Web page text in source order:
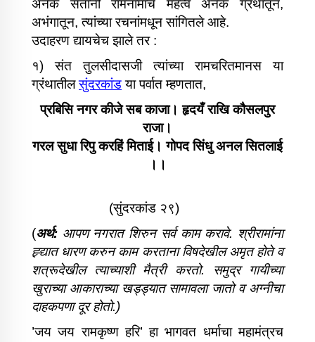
अनेक संतांनी रामनामाचे महत्व अनेक ग्रंथातून,
अभंगातून, त्यांच्या रचनांमधून सांगितले आहे.
उदाहरण द्यायचेच झाले तर :
१) संत तुलसीदासजी त्यांच्या रामचरितमानस या
ग्रंथातीलसुंदरकांडया पर्वात म्हणतात,
प्रबिसि नगर कीजे सब काजा। हृदयँ राखि कौसलपुर
राजा।
गरल सुधा रिपु करहिं मिताई। गोपद सिंधु अनल सितलाई
।।
(सुंदरकांड २९)
(अर्थ: आपण नगरात शिरुन सर्व काम करावे. श्रीरामांना
ह्र्द्यात धारण करुन काम करताना विषदेखील अमृत होते व
शत्रूदेखील त्याच्याशी मैत्री करतो. समुद्र गायीच्या
खुराच्या आकाराच्या खड्ड्यात सामावला जातो व अग्नीचा
दाहकपणा दूर होतो.)
’जय जय रामकृष्ण हरि’ हा भागवत धर्माचा महामंत्रच